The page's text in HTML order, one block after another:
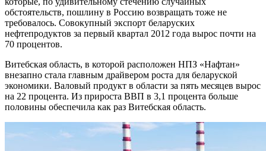
обстоятельств, пошлину в Россию возвращать тоже не
требовалось. Совокупный экспорт беларуских
нефтепродуктов за первый квартал 2012 года вырос почти на
70 процентов.
Витебская область, в которой расположен НПЗ «Нафтан»
внезапно стала главным драйвером роста для беларуской
экономики. Валовый продукт в области за пять месяцев вырос
на 22 процента. Из прироста ВВП в 3,1 процента больше
половины обеспечила как раз Витебская область.